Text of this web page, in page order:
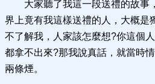
大家聽了我這一段送禮的故事
界上竟有我這樣送禮的人，大概是
不了解我，人家該怎麼想?你這個
都拿不出來?那我說真話，就當時
兩條煙。